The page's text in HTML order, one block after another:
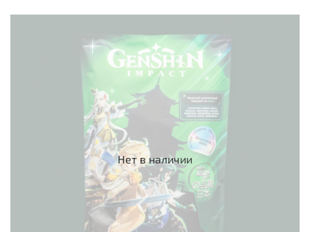
Нет в наличии